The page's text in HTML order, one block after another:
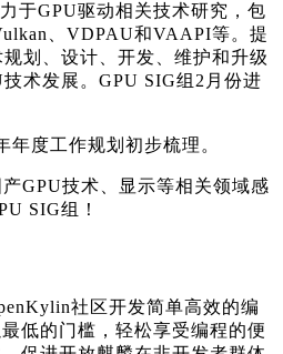
于GPU驱动相关技术研究，包
、VDPAU和VAAPI等。提
划、设计、开发、维护和升级
术发展。GPU SIG组2月份进
年度工作规划初步梳理。
GPU技术、显示等相关领域感
SIG组！
社区开发简单高效的编
低的门槛，轻松享受编程的便